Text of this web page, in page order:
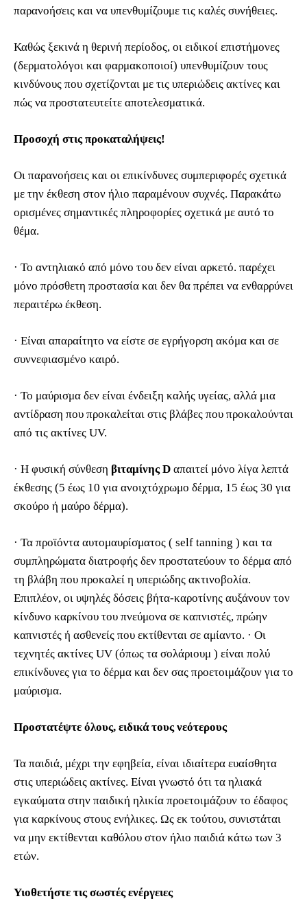
παρανοήσεις και να υπενθυμίζουμε τις καλές συνήθειες.
Καθώς ξεκινά η θερινή περίοδος, οι ειδικοί επιστήμονες
(δερματολόγοι και φαρμακοποιοί) υπενθυμίζουν τους
κινδύνους που σχετίζονται με τις υπεριώδεις ακτίνες και
πώς να προστατευτείτε αποτελεσματικά.
Προσοχή στις προκαταλήψεις!
Οι παρανοήσεις και οι επικίνδυνες συμπεριφορές σχετικά
με την έκθεση στον ήλιο παραμένουν συχνές. Παρακάτω
ορισμένες σημαντικές πληροφορίες σχετικά με αυτό το
θέμα.
· Το αντηλιακό από μόνο του δεν είναι αρκετό. παρέχει
μόνο πρόσθετη προστασία και δεν θα πρέπει να ενθαρρύνει
περαιτέρω έκθεση.
· Είναι απαραίτητο να είστε σε εγρήγορση ακόμα και σε
συννεφιασμένο καιρό.
· Το μαύρισμα δεν είναι ένδειξη καλής υγείας, αλλά μια
αντίδραση που προκαλείται στις βλάβες που προκαλούνται
από τις ακτίνες UV.
· Η φυσική σύνθεση βιταμίνης D απαιτεί μόνο λίγα λεπτά
έκθεσης (5 έως 10 για ανοιχτόχρωμο δέρμα, 15 έως 30 για
σκούρο ή μαύρο δέρμα).
· Τα προϊόντα αυτομαυρίσματος ( self tanning ) και τα
συμπληρώματα διατροφής δεν προστατεύουν το δέρμα από
τη βλάβη που προκαλεί η υπεριώδης ακτινοβολία.
Επιπλέον, οι υψηλές δόσεις βήτα-καροτίνης αυξάνουν τον
κίνδυνο καρκίνου του πνεύμονα σε καπνιστές, πρώην
καπνιστές ή ασθενείς που εκτίθενται σε αμίαντο. · Οι
τεχνητές ακτίνες UV (όπως τα σολάριουμ ) είναι πολύ
επικίνδυνες για το δέρμα και δεν σας προετοιμάζουν για το
μαύρισμα.
Προστατέψτε όλους, ειδικά τους νεότερους
Τα παιδιά, μέχρι την εφηβεία, είναι ιδιαίτερα ευαίσθητα
στις υπεριώδεις ακτίνες. Είναι γνωστό ότι τα ηλιακά
εγκαύματα στην παιδική ηλικία προετοιμάζουν το έδαφος
για καρκίνους στους ενήλικες. Ως εκ τούτου, συνιστάται
να μην εκτίθενται καθόλου στον ήλιο παιδιά κάτω των 3
ετών.
Υιοθετήστε τις σωστές ενέργειες